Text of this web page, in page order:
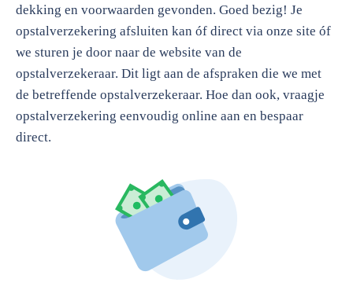
dekking en voorwaarden gevonden. Goed bezig! Je
opstalverzekering afsluiten kan óf direct via onze site óf
we sturen je door naar de website van de
opstalverzekeraar. Dit ligt aan de afspraken die we met
de betreffende opstalverzekeraar. Hoe dan ook, vraagje
opstalverzekering eenvoudig online aan en bespaar
direct.